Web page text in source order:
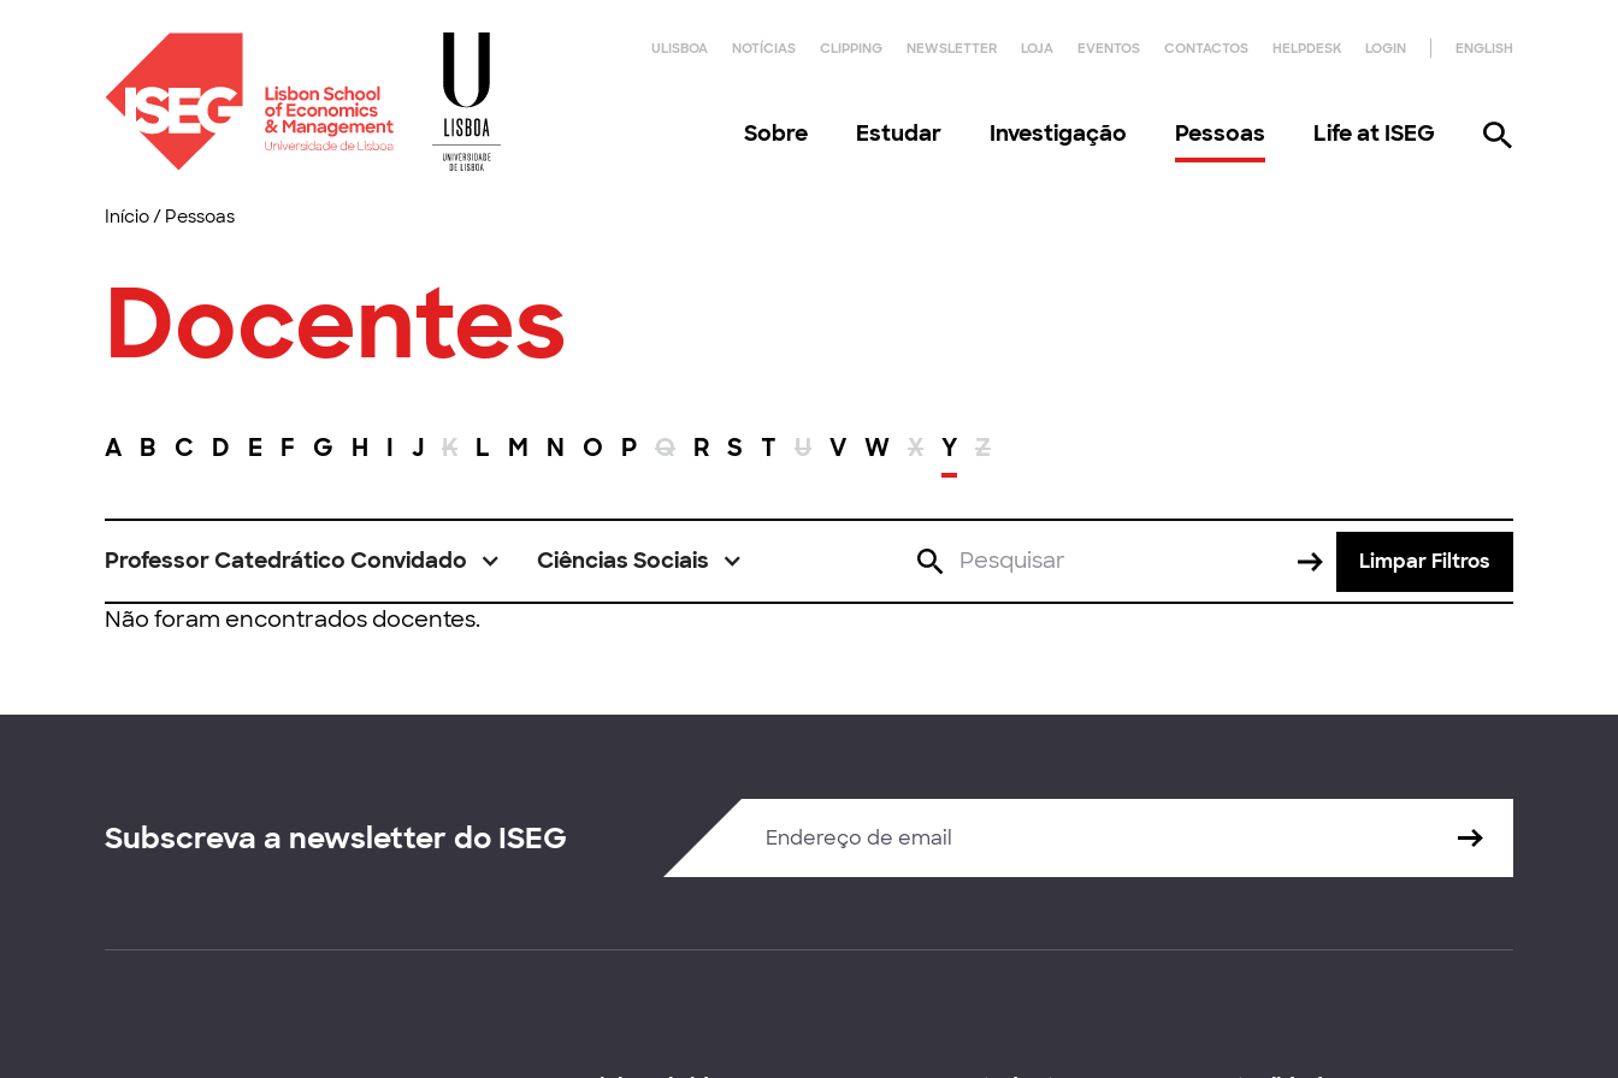
ULISBOA NOTÍCIAS CLIPPING NEWSLETTER LOJA EVENTOS CONTACTOS HELPDESK LOGIN ENGLISH
Sobre Estudar Investigação Pessoas Life at ISEG
Início/ Pessoas
Docentes
A B C D E F G H I J K L M N O P Q R S T U V W X Y Z
Professor Catedrático Convidado Ciências Sociais Limpar Filtros
Não foram encontrados docentes.
Subscreva a newsletter do ISEG